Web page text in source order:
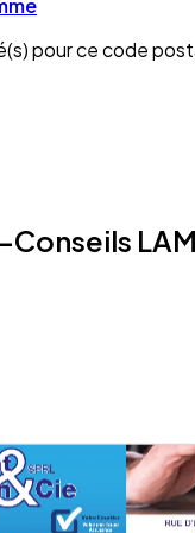
pour ce code